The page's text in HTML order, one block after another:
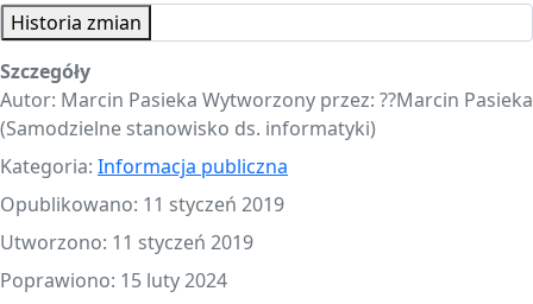
Historia zmian
Szczegóły
Autor: Marcin Pasieka Wytworzony przez: ?‍?Marcin Pasieka
(Samodzielne stanowisko ds. informatyki)
Kategoria: Informacja publiczna
Opublikowano: 11 styczeń 2019
Utworzono: 11 styczeń 2019
Poprawiono: 15 luty 2024